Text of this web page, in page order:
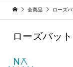
全商品 ローズ
ローズバッ